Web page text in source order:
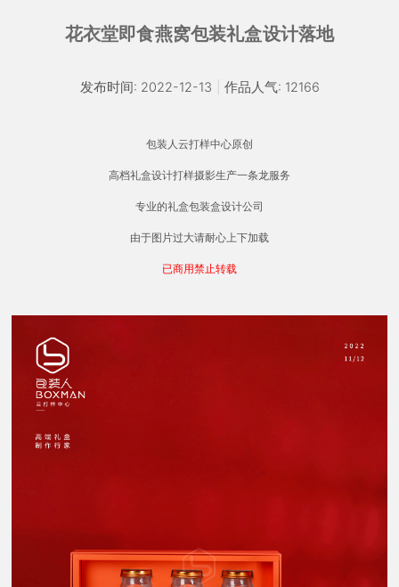
花衣堂即食燕窝包装礼盒设计落地
发布时间: 2022-12-13 作品人气: 12166
包装人云打样中心原创
高档礼盒设计打样摄影生产一条龙服务
专业的礼盒包装盒设计公司
由于图片过大请耐心上下加载
已商用禁止转载